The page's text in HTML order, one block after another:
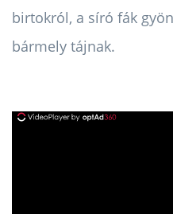
birtokról, a síró fák
bármely tájnak.